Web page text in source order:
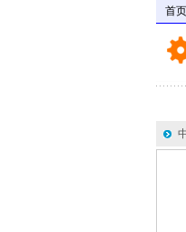
首页